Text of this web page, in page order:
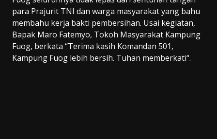
para Prajurit TNI dan warga masyarakat yang bahu
membahu kerja bakti pembersihan. Usai kegiatan,
Bapak Maro Fatemyo, Tokoh Masyarakat Kampung
Fuog, berkata “Terima kasih Komandan 501,
Kampung Fuog lebih bersih. Tuhan memberkati“.